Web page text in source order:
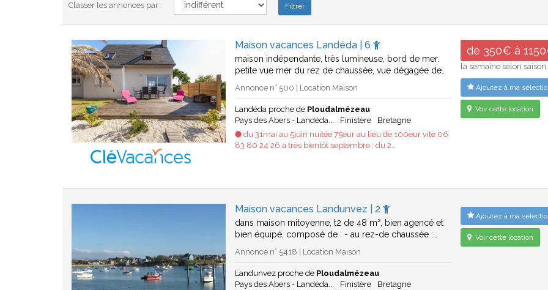
Classer les annonces par :
Maison vacances Landéda | 6
maison indépendante, très lumineuse, bord de mer.
petite vue mer du rez de chaussée, vue dégagée de…
Annonce n° 500 | Location Maison
Landéda proche de Ploudalmézeau
Pays des Abers - Landéda...
Finistère
Bretagne
du 31mai au 5juin nuitée 75eur au lieu de 100eur vite 06
83 80 24 26 a très bientôt septembre : du 2…
de 350€ à
la semaine selon saison
Ajoutez à ma
Voir cette location
Maison vacances Landunvez | 2
dans maison mitoyenne, t2 de 48 m², bien agencé et
bien équipé, composé de : - au rez-de chaussée :…
Annonce n° 5418 | Location Maison
Landunvez proche de Ploudalmézeau
Pays des Abers - Landéda...
Finistère
Bretagne
Ajoutez à ma
Voir cette location